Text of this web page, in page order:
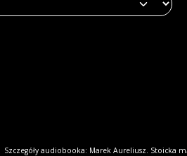
Szczegóły audiobooka: Marek Aureliusz. Stoicka